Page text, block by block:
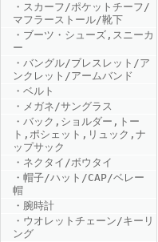
FINEBOYS2025年7月号
FINEBOYS2025年6月号
・スカーフ/ポケットチーフ/
マフラーストール/靴下
・ブーツ・シューズ,スニーカ
ー
・バングル/ブレスレット/ア
ンクレット/アームバンド
・ベルト
・メガネ/サングラス
・バック,ショルダー,トー
ト,ポシェット,リュック,ナ
ップサック
・ネクタイ/ボウタイ
・帽子/ハット/CAP/ベレー
帽
・腕時計
・ウオレットチェーン/キーリ
ング